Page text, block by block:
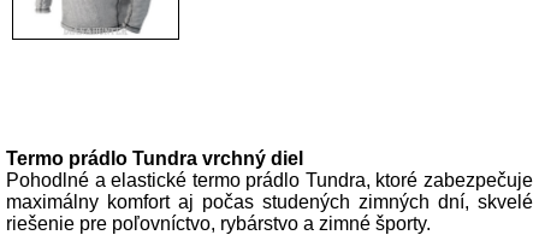
Termo prádlo Tundra vrchný diel
Pohodlné a elastické termo prádlo Tundra, ktoré zabezpečuje
maximálny komfort aj počas studených zimných dní, skvelé
riešenie pre poľovníctvo, rybárstvo a zimné športy.